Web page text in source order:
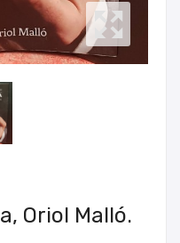
Oriol Malló.